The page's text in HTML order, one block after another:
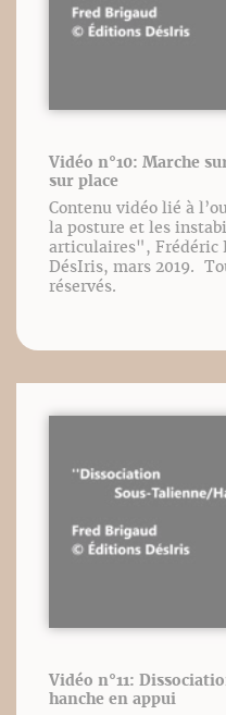
Vidéo n°10: Marche
sur place
Contenu vidéo lié à
la posture et les
articulaires", Frédéric
DésIris, mars 2019.
réservés.
Vidéo n°11:
hanche en appui